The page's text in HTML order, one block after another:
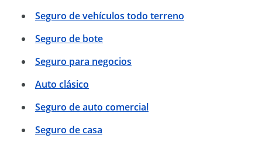
Seguro de vehículos todo terreno
Seguro de bote
Seguro para negocios
Auto clásico
Seguro de auto comercial
Seguro de casa